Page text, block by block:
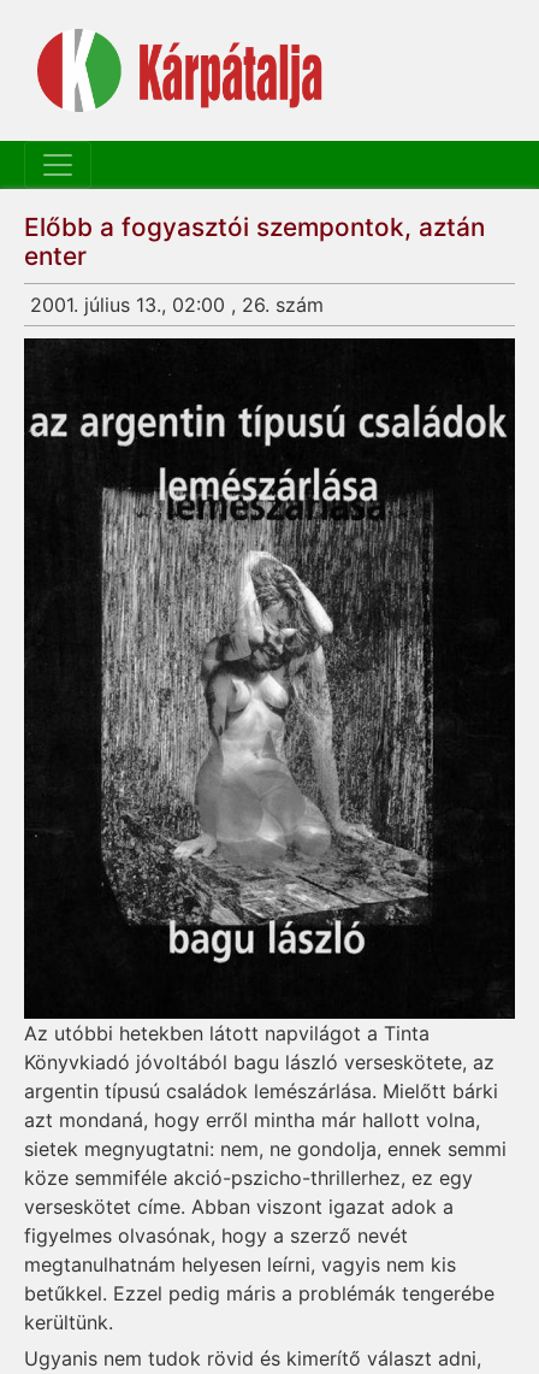
Előbb a fogyasztói szempontok, aztán
enter
2001. július 13., 02:00 , 26. szám
Az utóbbi hetekben látott napvilágot a Tinta
Könyvkiadó jóvoltából bagu lászló verseskötete, az
ar­gentin típusú családok lemészárlása. Mielőtt bárki
azt mondaná, hogy erről mintha már hallott volna,
sietek megnyugtatni: nem, ne gondolja, ennek semmi
köze semmiféle akció-pszicho-thrillerhez, ez egy
verseskötet címe. Abban viszont igazat adok a
figyelmes olvasónak, hogy a szerző nevét
megtanulhat­nám helyesen leírni, vagyis nem kis
betűkkel. Ezzel pedig máris a problémák tengerébe
kerültünk.
Ugyanis nem tudok rövid és kimerítő választ adni,